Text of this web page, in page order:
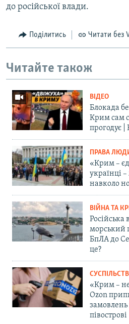
до російської влади.
Поділитись Читати без
Читайте також
ВІДЕО
Блокада
Крим сам
прогодує |
ПРАВА
«Крим –
українці
навколо
ВІЙНА ТА
Російська
морський
БпЛА до
це?
«Крим –
Ozon
півострові